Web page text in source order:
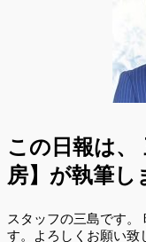
この日報は、
房】が執筆し
スタッフの三島です。
す。よろしくお願い致